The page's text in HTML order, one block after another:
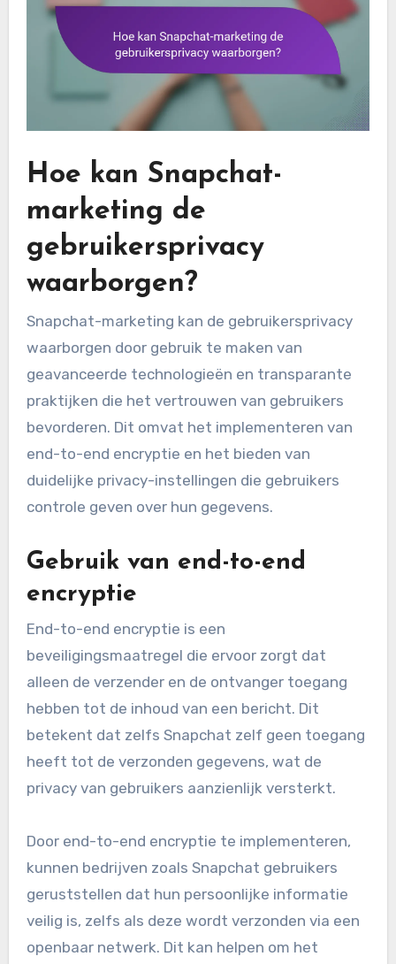
Hoe kan Snapchat-
marketing de
gebruikersprivacy
waarborgen?
Snapchat-marketing kan de gebruikersprivacy
waarborgen door gebruik te maken van
geavanceerde technologieën en transparante
praktijken die het vertrouwen van gebruikers
bevorderen. Dit omvat het implementeren van
end-to-end encryptie en het bieden van
duidelijke privacy-instellingen die gebruikers
controle geven over hun gegevens.
Gebruik van end-to-end
encryptie
End-to-end encryptie is een
beveiligingsmaatregel die ervoor zorgt dat
alleen de verzender en de ontvanger toegang
hebben tot de inhoud van een bericht. Dit
betekent dat zelfs Snapchat zelf geen toegang
heeft tot de verzonden gegevens, wat de
privacy van gebruikers aanzienlijk versterkt.
Door end-to-end encryptie te implementeren,
kunnen bedrijven zoals Snapchat gebruikers
geruststellen dat hun persoonlijke informatie
veilig is, zelfs als deze wordt verzonden via een
openbaar netwerk. Dit kan helpen om het